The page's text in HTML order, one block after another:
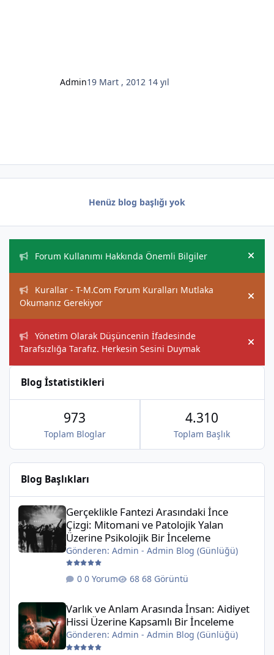
Admin19 Mart , 2012 14 yıl
Henüz blog başlığı yok
Forum Kullanımı Hakkında Önemli Bilgiler
Hide
Kurallar - T-M.Com Forum Kuralları Mutlaka
Okumanız Gerekiyor
Hide
Yönetim Olarak Düşüncenin İfadesinde
Tarafsızlığa Tarafız. Herkesin Sesini Duymak
Hide
Blog İstatistikleri
Toplam Bloglar
973
Toplam Başlık
4.310
Blog Başlıkları
Gerçeklikle Fantezi Arasındaki İnce
Çizgi: Mitomani ve Patolojik Yalan
Üzerine Psikolojik Bir İnceleme
Gönderen: Admin - Admin Blog (Günlüğü)
0 Yorum
68 Görüntü
Varlık ve Anlam Arasında İnsan: Aidiyet Hissi Üzerine Kapsamlı
Varlık ve Anlam Arasında İnsan: Aidiyet
Hissi Üzerine Kapsamlı Bir İnceleme
Gönderen: Admin - Admin Blog (Günlüğü)